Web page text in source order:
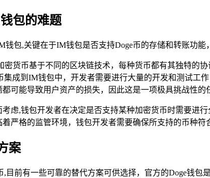
包的难题
钱包,关键在于IM钱包是否支持Doge币的存储和转账功
密货币基于不同的区块链技术，每种货币都有其独特的
集成到IM钱包中，开发者需要进行大量的开发和测试工
可能导致用户资产的损失，因此这是一项极具挑战性的
虑,钱包开发者在决定是否支持某种加密货币时需要进
严格的监管环境，钱包开发者需要确保所支持的币种
案
,目前有一些可靠的替代方案可供选择，官方的Doge钱